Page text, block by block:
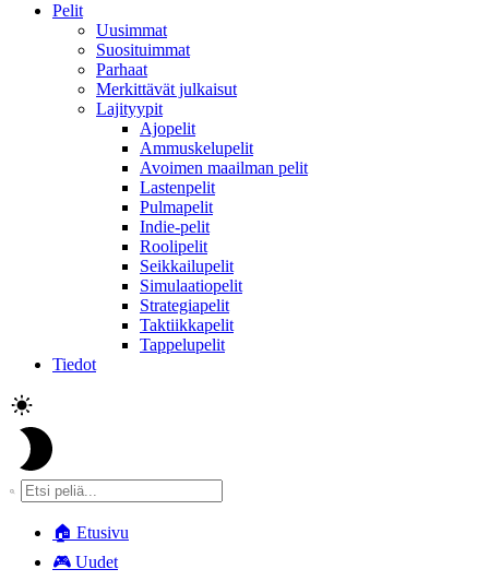
Pelit
Uusimmat
Suosituimmat
Parhaat
Merkittävät julkaisut
Lajityypit
Ajopelit
Ammuskelupelit
Avoimen maailman pelit
Lastenpelit
Pulmapelit
Indie-pelit
Roolipelit
Seikkailupelit
Simulaatiopelit
Strategiapelit
Taktiikkapelit
Tappelupelit
Tiedot
🏠 Etusivu
🎮 Uudet